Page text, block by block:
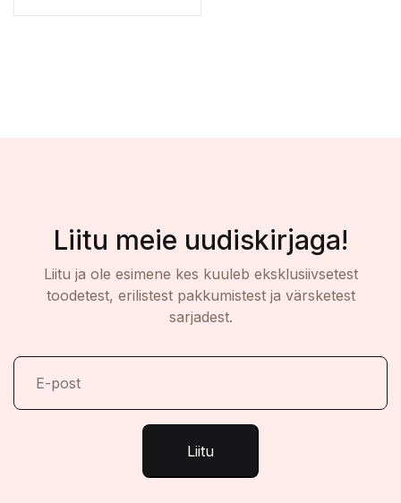
Liitu meie uudiskirjaga!
Liitu ja ole esimene kes kuuleb eksklusiivsetest
toodetest, erilistest pakkumistest ja värsketest
sarjadest.
Liitu